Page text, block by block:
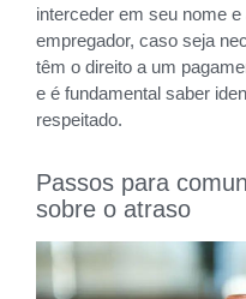
interceder em seu nome
empregador, caso seja
têm o direito a um
e é fundamental saber
respeitado.
Passos para
sobre o atraso